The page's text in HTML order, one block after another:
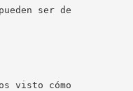
ser de
visto cómo